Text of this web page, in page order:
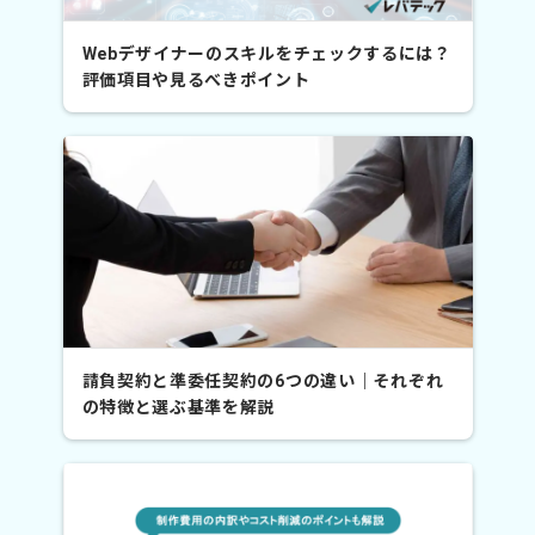
Webデザイナーのスキルをチェックするには？
評価項目や見るべきポイント
請負契約と準委任契約の6つの違い｜それぞれ
の特徴と選ぶ基準を解説